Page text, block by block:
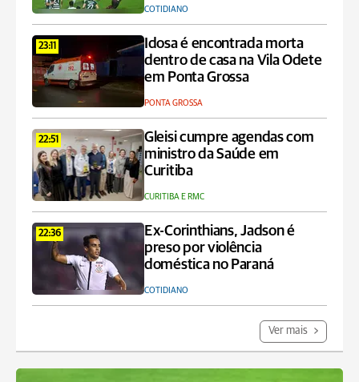
COTIDIANO
23:11
Idosa é encontrada morta
dentro de casa na Vila Odete
em Ponta Grossa
PONTA GROSSA
22:51
Gleisi cumpre agendas com
ministro da Saúde em
Curitiba
CURITIBA E RMC
22:36
Ex-Corinthians, Jadson é
preso por violência
doméstica no Paraná
COTIDIANO
Ver mais